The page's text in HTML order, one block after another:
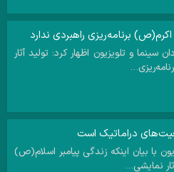
برنامه‌ریزی راهبردی ندارد
و تلویزیون اظهار کرد: تولید آثار
دراماتیک است
با بیان اینکه زندگی پیامبر اسلام(ص)
نمایشی…